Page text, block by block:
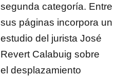
segunda categoría. Entre
sus páginas incorpora un
estudio del jurista José
Revert Calabuig sobre
el desplazamiento